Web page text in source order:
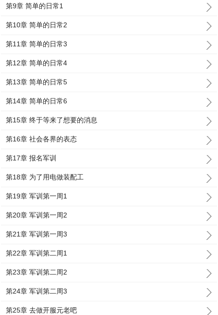
第9章 简单的日常1
第10章 简单的日常2
第11章 简单的日常3
第12章 简单的日常4
第13章 简单的日常5
第14章 简单的日常6
第15章 终于等来了想要的消息
第16章 社会各界的表态
第17章 报名军训
第18章 为了用电做装配工
第19章 军训第一周1
第20章 军训第一周2
第21章 军训第一周3
第22章 军训第二周1
第23章 军训第二周2
第24章 军训第二周3
第25章 去做开服元老吧